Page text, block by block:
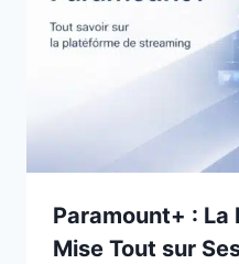
Paramount+ :
Mise Tout sur